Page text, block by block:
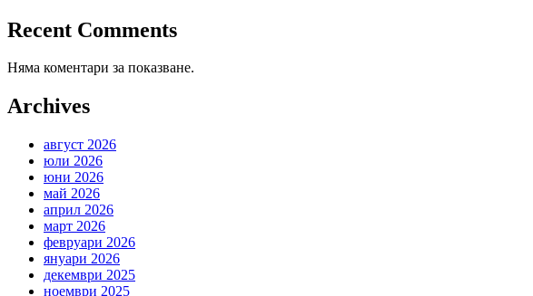
Recent Comments
Няма коментари за показване.
Archives
август 2026
юли 2026
юни 2026
май 2026
април 2026
март 2026
февруари 2026
януари 2026
декември 2025
ноември 2025